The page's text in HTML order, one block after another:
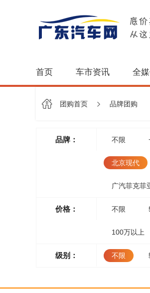
首页 车市资讯 全
团购首页 品牌团购
品牌： 不限
北京现代
广汽菲克菲
价格： 不限
100万以上
级别： 不限